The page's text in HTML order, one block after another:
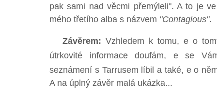
pak sami nad věcmi přemýleli". A to je
mého třetího alba s názvem "Contagious".
Závěrem: Vzhledem k tomu, e o
útrkovité informace doufám, e se
seznámení s Tarrusem líbil a také, e o
A na úplný závěr malá ukázka...